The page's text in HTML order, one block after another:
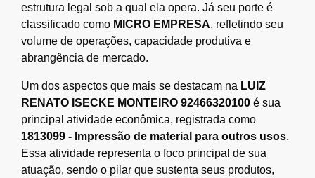
estrutura legal sob a qual ela opera. Já seu porte é
classificado como MICRO EMPRESA, refletindo seu
volume de operações, capacidade produtiva e
abrangência de mercado.
Um dos aspectos que mais se destacam na LUIZ
RENATO ISECKE MONTEIRO 92466320100 é sua
principal atividade econômica, registrada como
1813099 - Impressão de material para outros usos.
Essa atividade representa o foco principal de sua
atuação, sendo o pilar que sustenta seus produtos,